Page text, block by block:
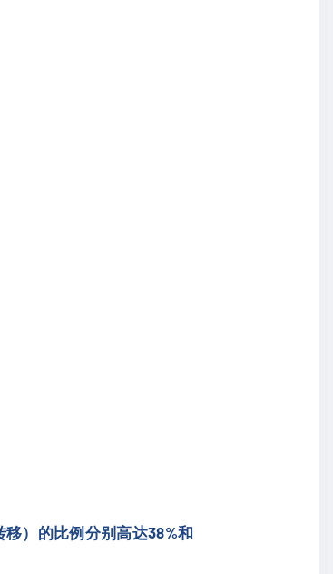
移）的比例分别高达38%和